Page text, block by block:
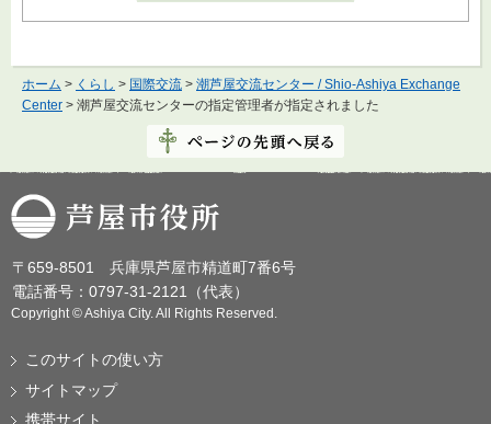
ホーム > くらし > 国際交流 > 潮芦屋交流センター / Shio-Ashiya Exchange
Center > 潮芦屋交流センターの指定管理者が指定されました
芦屋市役所
〒659-8501 兵庫県芦屋市精道町7番6号
電話番号：0797-31-2121（代表）
Copyright © Ashiya City. All Rights Reserved.
このサイトの使い方
サイトマップ
携帯サイト